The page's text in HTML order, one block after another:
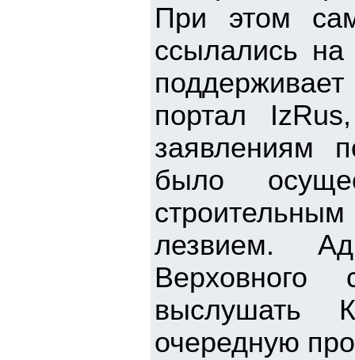
При этом
ссылались
портал
заявлениям
было
лезвием.
Верховного
выслушать
очередную